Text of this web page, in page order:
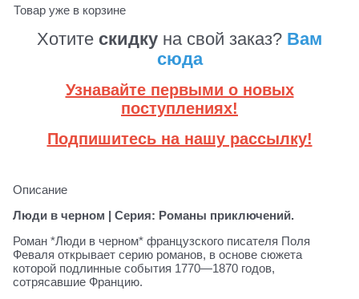
Товар уже в корзине
Хотите скидку на свой заказ? Вам
сюда
Узнавайте первыми о новых
поступлениях!
Подпишитесь на нашу рассылку!
Описание
Люди в черном | Серия: Романы приключений.
Роман *Люди в черном* французского писателя Поля
Феваля открывает серию романов, в основе сюжета
которой подлинные события 1770—1870 годов,
сотрясавшие Францию.